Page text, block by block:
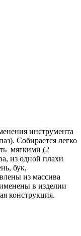
инструмента
Собирается легко
мягкими (2
из одной плахи
бук,
из массива
в изделии
конструкция.